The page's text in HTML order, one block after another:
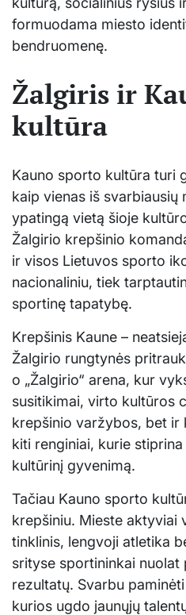
formuodama miesto
bendruomenę.
Žalgiris ir
kultūra
Kauno sporto kultūra turi
kaip vienas iš svarbiausių
ypatingą vietą šioje
Žalgirio krepšinio
ir visos Lietuvos sporto
nacionaliniu, tiek
sportinę tapatybę.
Krepšinis Kaune –
Žalgirio rungtynės
o „Žalgirio“ arena, kur
susitikimai, virto kultūros
krepšinio varžybos, bet
kiti renginiai, kurie
kultūrinį gyvenimą.
Tačiau Kauno sporto
krepšiniu. Mieste aktyviai
tinklinis, lengvoji atletika
srityse sportininkai nuolat
rezultatų. Svarbu
kurios ugdo jaunųjų